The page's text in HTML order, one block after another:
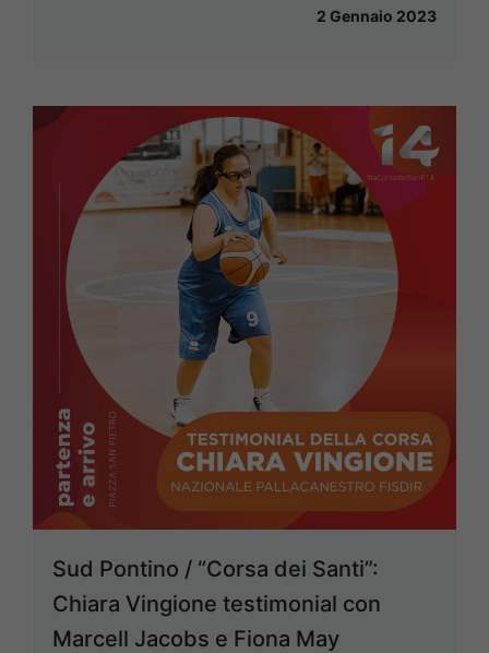
2 Gennaio 2023
Sud Pontino / “Corsa dei Santi”:
Chiara Vingione testimonial con
Marcell Jacobs e Fiona May